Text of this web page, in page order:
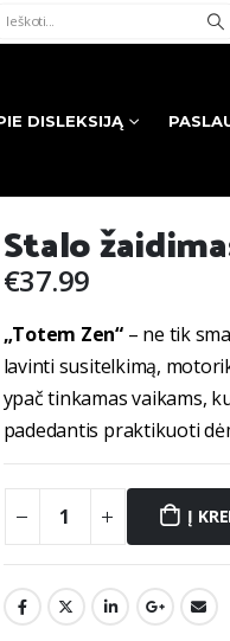
DISLEKSIJĄ
Stalo
€37.99
„Totem Zen“ – ne tik
lavinti susitelkimą,
ypač tinkamas vaikams,
padedantis praktikuoti
Į